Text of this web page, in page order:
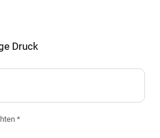
Druck
*